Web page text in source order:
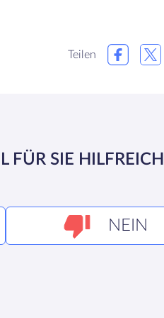
Teilen
FÜR SIE
NEIN